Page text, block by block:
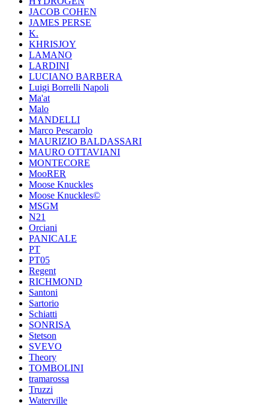
JACOB COHEN
JAMES PERSE
K.
KHRISJOY
LAMANO
LARDINI
LUCIANO BARBERA
Luigi Borrelli Napoli
Ma'at
Malo
MANDELLI
Marco Pescarolo
MAURIZIO BALDASSARI
MAURO OTTAVIANI
MONTECORE
MooRER
Moose Knuckles
Moose Knuckles©️
MSGM
N21
Orciani
PANICALE
PT
PT05
Regent
RICHMOND
Santoni
Sartorio
Schiatti
SONRISA
Stetson
SVEVO
Theory
TOMBOLINI
tramarossa
Truzzi
Waterville